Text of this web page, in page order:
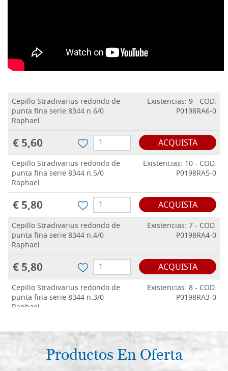
Cepillo Stradivarius redondo de
punta fina serie 8344 n.6/0
Raphael
Existencias: 9 - COD.
P0198RA6-0
€ 5,60 ACQUISTA
Cepillo Stradivarius redondo de
punta fina serie 8344 n.5/0
Raphael
Existencias: 10 - COD.
P0198RA5-0
€ 5,80 ACQUISTA
Cepillo Stradivarius redondo de
punta fina serie 8344 n.4/0
Raphael
Existencias: 7 - COD.
P0198RA4-0
€ 5,80 ACQUISTA
Cepillo Stradivarius redondo de
punta fina serie 8344 n.3/0
Raphael
Existencias: 8 - COD.
P0198RA3-0
€ 6,30 ACQUISTA
Cepillo Stradivarius redondo de
punta fina serie 8344 n.2/0
Existencias: 11 - COD.
P0198RA2-0
Productos En Oferta